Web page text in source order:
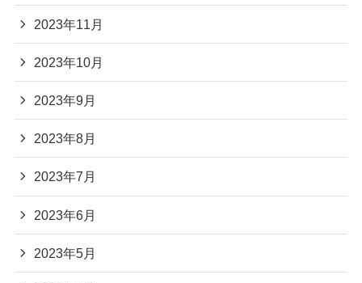
2023年11月
2023年10月
2023年9月
2023年8月
2023年7月
2023年6月
2023年5月